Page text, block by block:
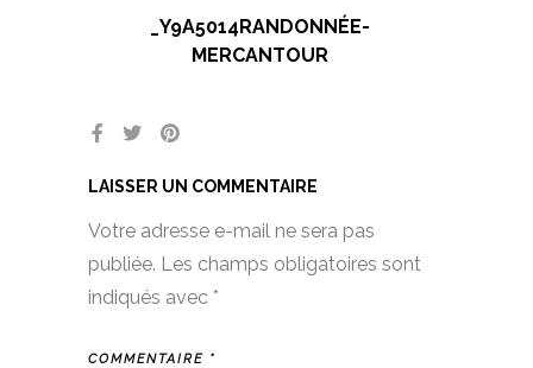
_Y9A5014RANDONNÉE-
MERCANTOUR
LAISSER UN COMMENTAIRE
Votre adresse e-mail ne sera pas
publiée. Les champs obligatoires sont
indiqués avec *
COMMENTAIRE *